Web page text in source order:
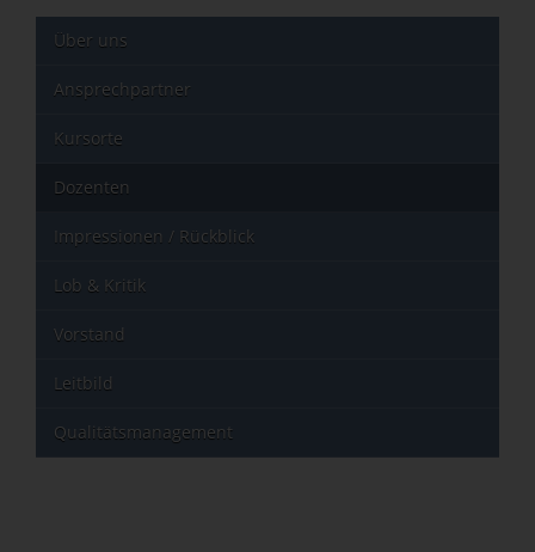
Über uns
Ansprechpartner
Kursorte
Dozenten
Impressionen / Rückblick
Lob & Kritik
Vorstand
Leitbild
Qualitätsmanagement